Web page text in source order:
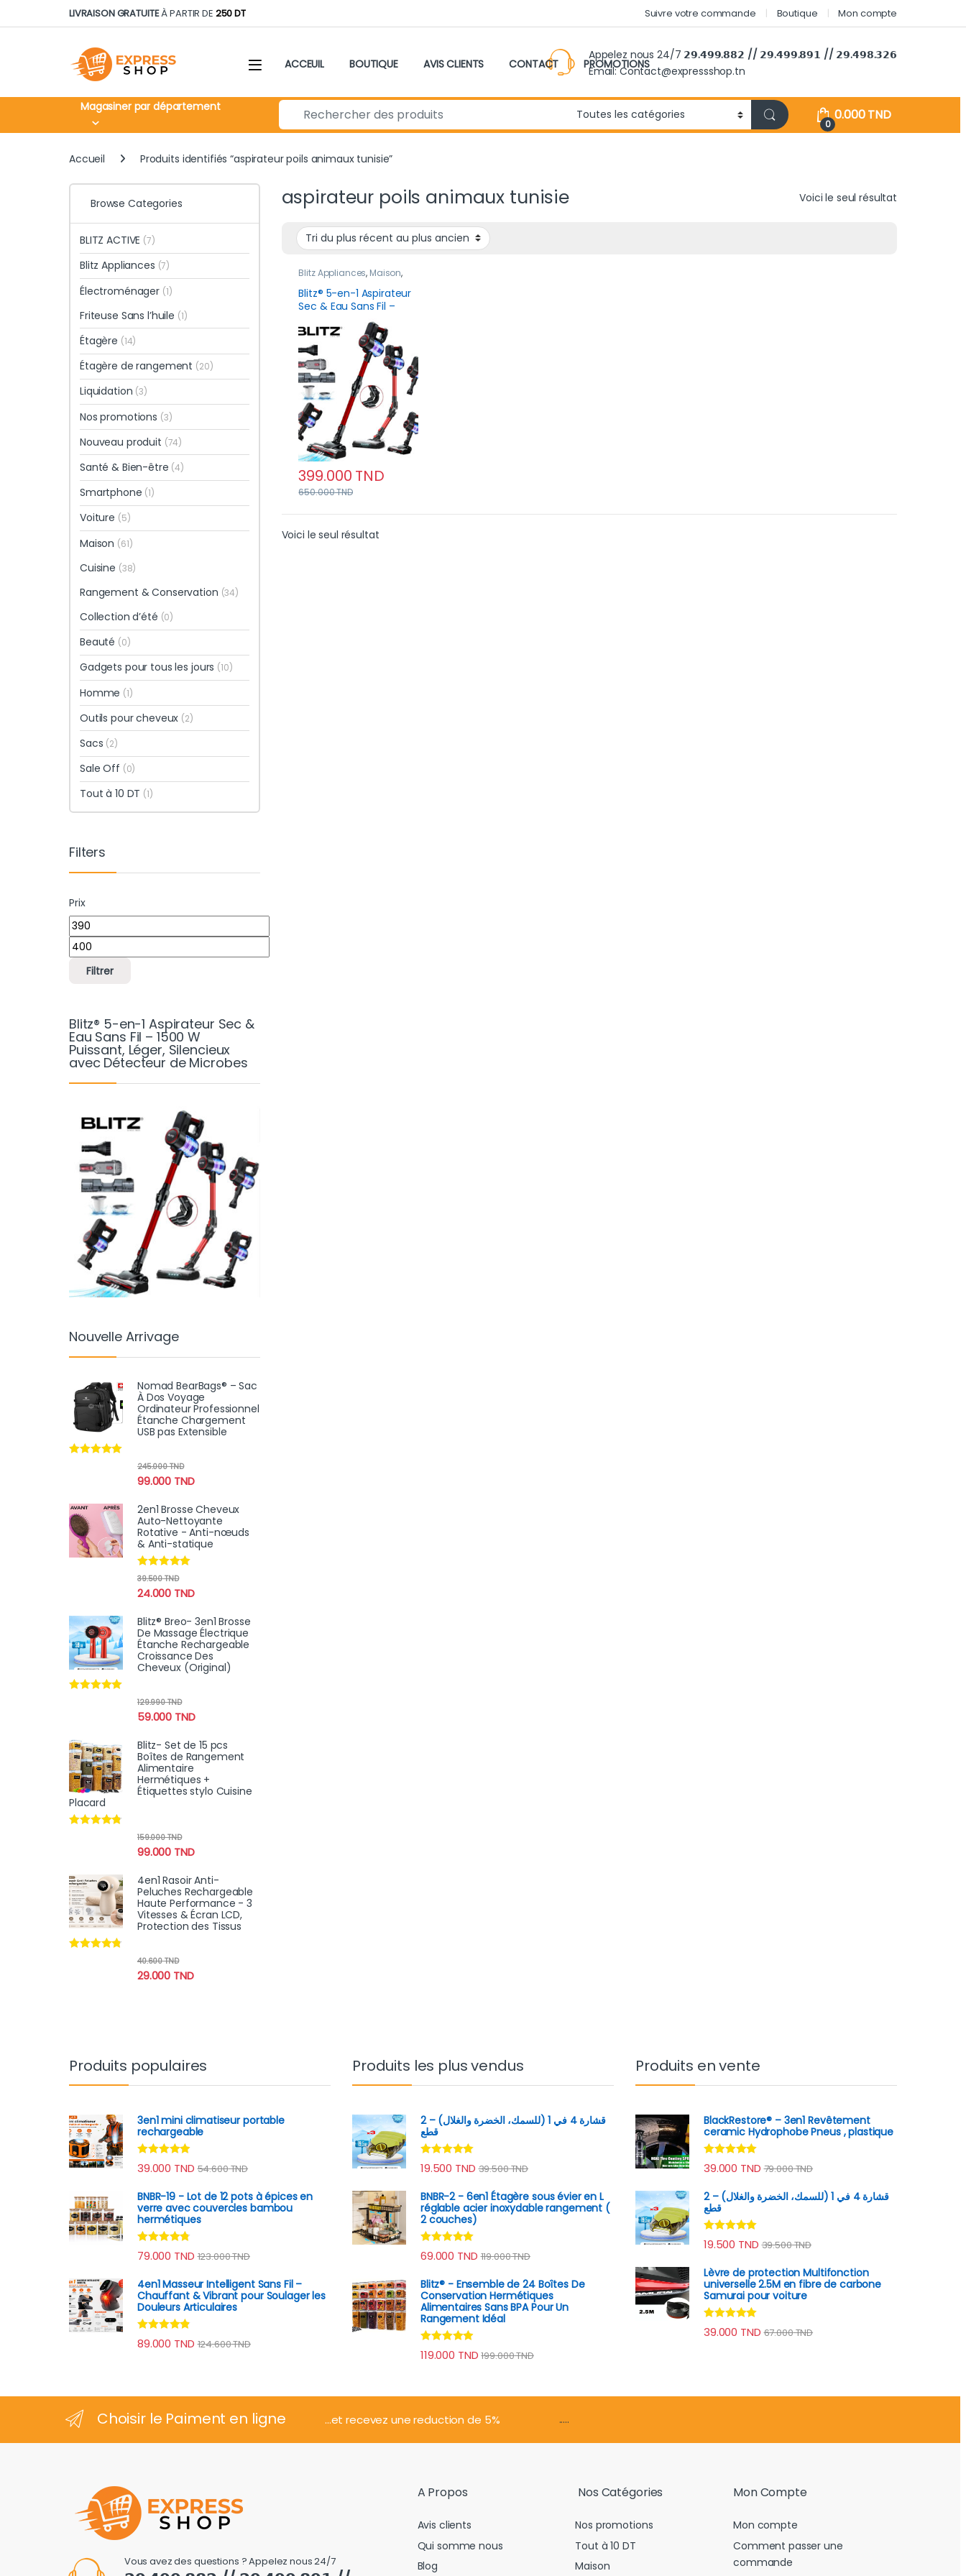
Skip to navigation
Skip to contentLIVRAISON GRATUITEÀ PARTIR DE 250 DT Suivre votre commande Boutique Mon compte
ACCEUIL BOUTIQUE AVIS CLIENTS CONTACT PROMOTIONS
Appelez nous 24/7 𝟮𝟵.𝟰𝟵𝟵.𝟴𝟴𝟮 // 𝟮𝟵.𝟰𝟵𝟵.𝟴𝟵𝟭 // 𝟮𝟵.𝟰𝟵𝟴.𝟯𝟮𝟲
Email: Contact@expressshop.tn
Magasiner par département Search for:
0
0.000TND
Accueil Produits identifiés “aspirateur poils animaux tunisie”
aspirateur poils animaux tunisie Voici le seul résultat
Blitz Appliances, Maison,
Nouveau produit
Blitz® 5-en-1 Aspirateur
Sec & Eau Sans Fil –
1500 W Puissant, Léger,
Silencieux avec
Détecteur de Microbes
399.000 TND
650.000TND
Voici le seul résultat
Browse Categories
BLITZ ACTIVE (7)
Blitz Appliances (7)
Électroménager (1)
Friteuse Sans l’huile (1)
Étagère (14)
Étagère de rangement (20)
Liquidation (3)
Nos promotions (3)
Nouveau produit (74)
Santé & Bien-être (4)
Smartphone (1)
Voiture (5)
Maison (61)
Cuisine (38)
Rangement & Conservation (34)
Collection d’été (0)
Beauté (0)
Gadgets pour tous les jours (10)
Homme (1)
Outils pour cheveux (2)
Sacs (2)
Sale Off (0)
Tout à 10 DT (1)
Filters
Prix
Prix min
Prix max
Filtrer
Blitz® 5-en-1 Aspirateur Sec &
Eau Sans Fil – 1500 W
Puissant, Léger, Silencieux
avec Détecteur de Microbes
Nouvelle Arrivage
Nomad BearBags® – Sac
À Dos Voyage
Ordinateur Professionnel
Étanche Chargement
USB pas Extensible
99.000 TND
245.000TND
2en1 Brosse Cheveux
Auto-Nettoyante
Rotative - Anti-nœuds
& Anti-statique
Note4.78
24.000 TND
39.500TND
Blitz® Breo- 3en1 Brosse
De Massage Électrique
Étanche Rechargeable
Croissance Des
Cheveux (Original)
59.000 TND
129.990TND
Blitz- Set de 15 pcs
Boîtes de Rangement
Alimentaire
Hermétiques +
Étiquettes stylo Cuisine
Placard
99.000 TND
159.000TND
4en1 Rasoir Anti-
Peluches Rechargeable
Haute Performance - 3
Vitesses & Écran LCD,
Protection des Tissus
29.000 TND
40.600TND
Produits populaires
3en1 mini climatiseur portable
rechargeable
Note4.75
sur 5
39.000 TND 54.600TND
BNBR-19 - Lot de 12 pots à épices en
verre avec couvercles bambou
hermétiques
Note4.62
sur 5
79.000 TND 123.000TND
4en1 Masseur Intelligent Sans Fil –
Chauffant & Vibrant pour Soulager les
Douleurs Articulaires
Note4.67
sur 5
89.000 TND 124.600TND
Produits les plus vendus
قشارة 4 في 1 (للسمك، الخضرة والغلال) – 2
قطع
Note4.89
sur 5
19.500 TND 39.500TND
BNBR-2 - 6en1 Étagère sous évier en L
réglable acier inoxydable rangement (
2 couches)
Note4.79
sur 5
69.000 TND 119.000TND
Blitz® - Ensemble de 24 Boîtes De
Conservation Hermétiques
Alimentaires Sans BPA Pour Un
Rangement Idéal
Note4.74
sur 5
119.000 TND 199.000TND
Produits en vente
BlackRestore® – 3en1 Revêtement
ceramic Hydrophobe Pneus , plastique
Note4.78
sur 5
39.000 TND 79.000TND
قشارة 4 في 1 (للسمك، الخضرة والغلال) – 2
قطع
Note4.89
sur 5
19.500 TND 39.500TND
Lèvre de protection Multifonction
universelle 2.5M en fibre de carbone
Samurai pour voiture
Note4.78
sur 5
39.000 TND 67.000TND
Choisir le Paiment en ligne ...et recevez une reduction de 5% .....
Vous avez des questions ? Appelez nous 24/7
A Propos
Avis clients
Qui somme nous
Blog
Nos Catégories
Nos promotions
Tout à 10 DT
Maison
Mon Compte
Mon compte
Comment passer une
commande